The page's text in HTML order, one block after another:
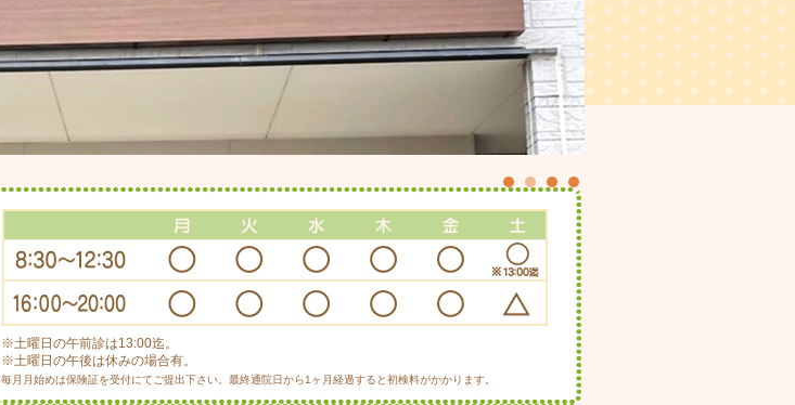
1 2 3 4
※土曜日の午前診は13:00迄。
※土曜日の午後は休みの場合有。
毎月月始めは保険証を受付にてご提出下さい。最終通院日から1ヶ月経過すると初検料がかかります。